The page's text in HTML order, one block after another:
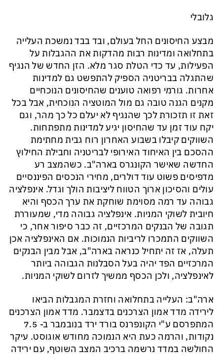
גלובלי
מבצע החיסונים החל בעולם, ובד בבד נמשכת העלייה
בתחלואה ומדינות רבות מהדקות את ההגבלות על
הפעילות, עד כדי הטלת סגר מלא. הזן החדש של הנגיף
שהתגלה בבריטניה הספיק להתפשט גם למדינות
אחרות. גורמי רפואה טוענים שהחיסונים הנוכחיים
מקנים הגנה טובה גם מול המוטציה הנוכחית, אבל בכל
זאת זו תזכורת לכך שהנגיף לא יעלם כל כך מהר, וגם
יקח עוד זמן עד שהחיסון יגיע למדינות מתפתחות.
השווקים קיבלו בשבוע האחרון רוח גבית מחתימת
ההסכם בין האיחוד האירופי לבריטניה וחבילת החילוץ
החדשה שאישר הקונגרס בארה"ב. כשהמצב רע
מדפיסים פשוט עוד דולרים, מחירי הנכסים הפיננסיים
עולים והסיכון ארוך הטווח ליציבות הולך וגדל. אינפלציה
גבוהה עד רמה מסוימת שוחקת את ערך הכסף והיא
חיובית לשוקי המניות. אינפלציה גבוהה מדי, שמעוררת
תגובה של הבנקים המרכזיים, זה כבר סיפור אחר, כי
השווקים התמכרו לריביות הנמוכות. אם האינפלציה אכן
תעלה, אז זה יתחיל כנראה בארה"ב, אבל מבין הבנקים
המרכזיים הפד יהיה בעל הסבלנות הגבוהה ביותר
לאינפלציה, ולכן הכסף ממשיך לזרום לשוקי המניות.
ארה"ב: העלייה בתחלואה וחזרת המגבלות הביאו
לירידה מדד אמון הצרכנים בדצמבר. מדד אמון הצרכנים
המתפרסם ע"י הקונפרנס בורד
ירד בנובמבר ב- 7.5
נקודות, והרמה כעת היא הנמוכה מחודש אוגוסט. עיקר
החולשה במדד נרשמה ברכיב המצב השוטף, עם ירידה